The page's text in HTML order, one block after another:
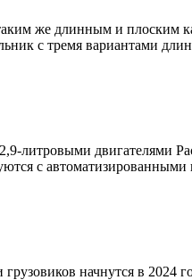
же длинным и
с тремя вариантами
литровыми двигателями
с
начнутся в 2024